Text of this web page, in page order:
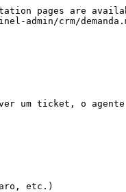
pages are
admin/crm/
um ticket, o agente
etc.)